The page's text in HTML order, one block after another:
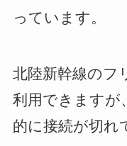
っています。
北陸新幹線のフ
利用できますが
的に接続が切れ